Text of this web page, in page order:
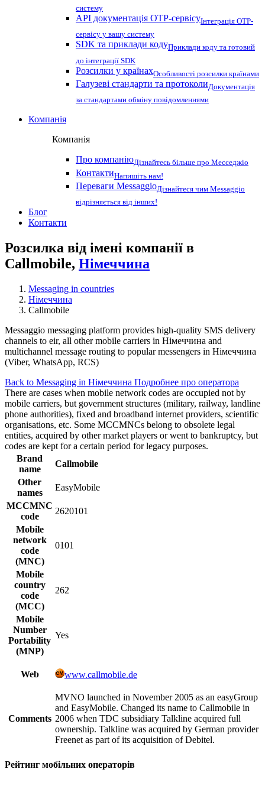
систему
API документація OTP-сервісуІнтеграція OTP-
сервісу у вашу систему
SDK та приклади кодуПриклади коду та готовий
до інтеграції SDK
Розсилки у країнахОсобливості розсилки країнами
Галузеві стандарти та протоколиДокументація
за стандартами обміну повідомленнями
Компанія
Компанія
Про компаніюДізнайтесь більше про Месседжіо
КонтактиНапишіть нам!
Переваги MessaggioДізнайтеся чим Messaggio
відрізняється від інших!
Блог
Контакти
Розсилка від імені компанії в
Callmobile, Німеччина
Messaging in countries
Німеччина
Callmobile
Messaggio messaging platform provides high-quality SMS delivery
channels to eir, all other mobile carriers in Німеччина and
multichannel message routing to popular messengers in Німеччина
(Viber, WhatsApp, RCS)
Back to Messaging in Німеччина Подробнее про оператора
There are cases when mobile network codes are occupied not by
mobile carriers, but government structures (military, railway, landline
phone authorities), fixed and broadband internet providers, scientific
organisations, etc. Some MCCMNCs belong to obsolete legal
entities, acquired by other market players or went to bankruptcy, but
codes are kept for a certain period for legacy purposes.
Brand
name
Callmobile
Other
names
EasyMobile
MCCMNC
code
2620101
Mobile
network
code
(MNC)
0101
Mobile
country
code
(MCC)
262
Mobile
Number
Portability
(MNP)
Yes
Web www.callmobile.de
Comments
MVNO launched in November 2005 as an easyGroup
and EasyMobile. Changed its name to Callmobile in
2006 when TDC subsidiary Talkline acquired full
ownership. Talkline was acquired by German provider
Freenet as part of its acquisition of Debitel.
Рейтинг мобільних операторів